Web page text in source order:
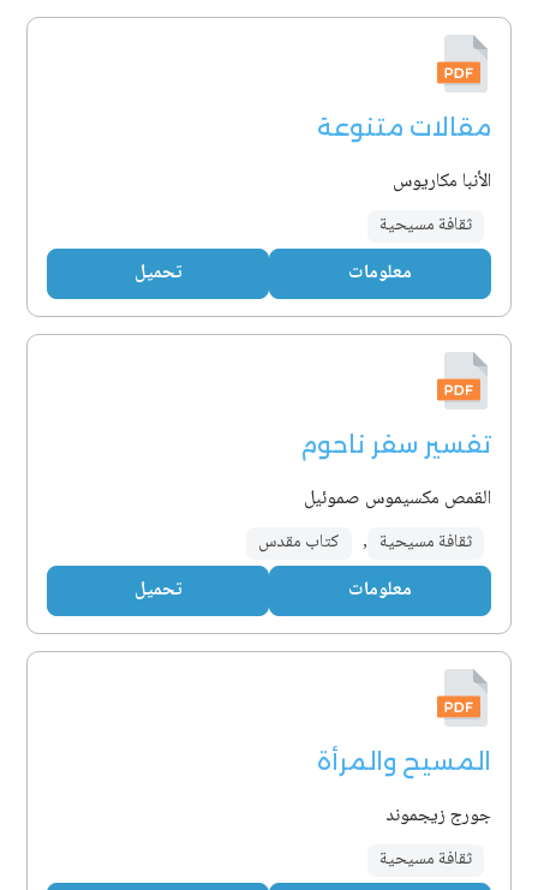
مقالات متنوعة
الأنبا مكاريوس
ثقافة مسيحية
معلومات تحميل
تفسير سفر ناحوم
القمص مكسيموس صموئيل
ثقافة مسيحية , كتاب مقدس
معلومات تحميل
المسيح والمرأة
جورج زيجموند
ثقافة مسيحية